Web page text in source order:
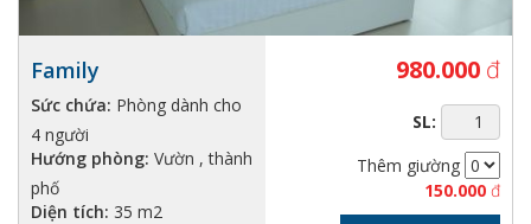
Family
Sức chứa: Phòng dành cho
4 người
Hướng phòng: Vườn , thành
phố
Diện tích: 35 m2
980.000 đ
SL:
Thêm giường
150.000 đ